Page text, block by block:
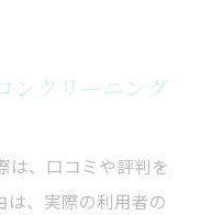
ンクリーニング
は、口コミや評判を
は、実際の利用者の